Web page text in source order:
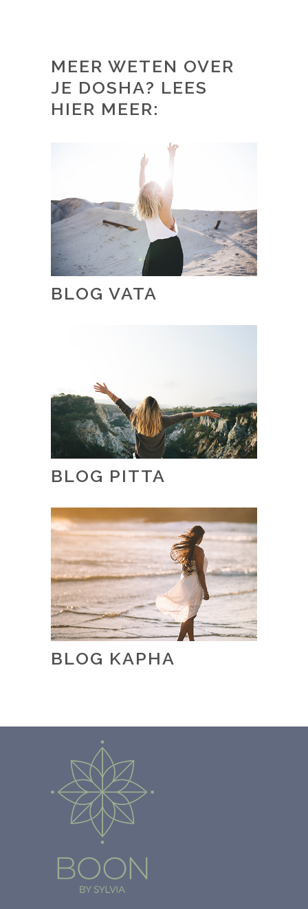
MEER WETEN OVER
JE DOSHA? LEES
HIER MEER:
BLOG VATA
BLOG PITTA
BLOG KAPHA